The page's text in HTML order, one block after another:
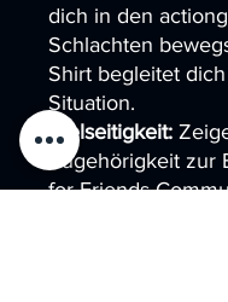
dich in den
Schlachten
Shirt begleitet
Situation.
Vielseitigkeit:
Zugehörigkeit zur
for Friends